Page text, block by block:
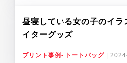
昼寝している女の子のイラ
イターグッズ
プリント事例- トートバッグ